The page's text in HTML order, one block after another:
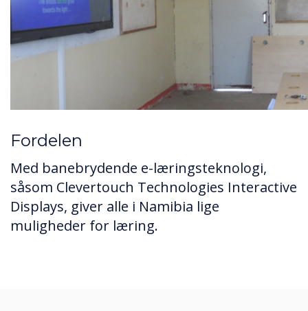
Fordelen
Med banebrydende e-læringsteknologi,
såsom Clevertouch Technologies Interactive
Displays, giver alle i Namibia lige
muligheder for læring.